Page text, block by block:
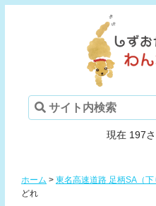
現在 197
ホーム > 東名高速道路 足柄SA（
どれ